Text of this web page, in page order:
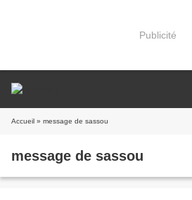
Publicité
Accueil » message de sassou
message de sassou